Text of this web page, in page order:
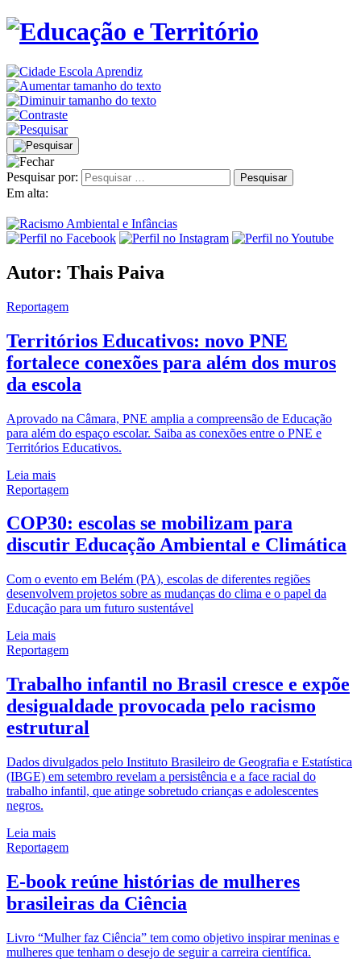
Pesquisar por:
Em alta:
Autor: Thais Paiva
Reportagem
Territórios Educativos: novo PNE
fortalece conexões para além dos muros
da escola
Aprovado na Câmara, PNE amplia a compreensão de Educação
para além do espaço escolar. Saiba as conexões entre o PNE e
Territórios Educativos.
Leia mais
Reportagem
COP30: escolas se mobilizam para
discutir Educação Ambiental e Climática
Com o evento em Belém (PA), escolas de diferentes regiões
desenvolvem projetos sobre as mudanças do clima e o papel da
Educação para um futuro sustentável
Leia mais
Reportagem
Trabalho infantil no Brasil cresce e expõe
desigualdade provocada pelo racismo
estrutural
Dados divulgados pelo Instituto Brasileiro de Geografia e Estatística
(IBGE) em setembro revelam a persistência e a face racial do
trabalho infantil, que atinge sobretudo crianças e adolescentes
negros.
Leia mais
Reportagem
E-book reúne histórias de mulheres
brasileiras da Ciência
Livro “Mulher faz Ciência” tem como objetivo inspirar meninas e
mulheres que tenham o desejo de seguir a carreira científica.